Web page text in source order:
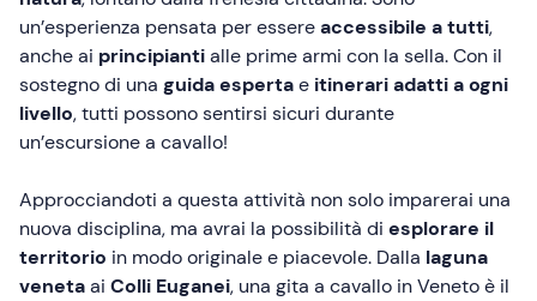
un’esperienza pensata per essereaccessibile a tutti,
anche ai principiantialle prime armi con la sella. Con il
sostegno di una guida espertae itinerari adatti a ogni
livello, tutti possono sentirsi sicuri durante
un’escursione a cavallo!
Approcciandoti a questa attività non solo imparerai una
nuova disciplina, ma avrai la possibilità di esplorare il
territorio in modo originale e piacevole. Dalla laguna
venetaai Colli Euganei, una gita a cavallo in Veneto è il